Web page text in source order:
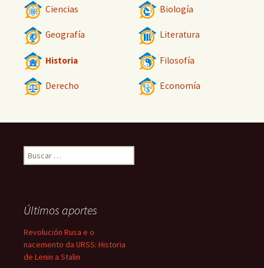
Ciencias Biología
Geografía Literatura
Historia Filosofía
Derecho Economía
Buscar:
Últimos aportes
Revolución Rusa e o
nacemento da URSS: Historia
de Lenin a Stalin